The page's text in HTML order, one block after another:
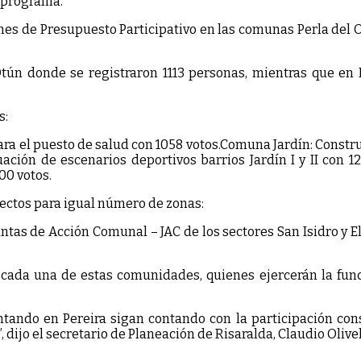
de Presupuesto Participativo en las comunas Perla del
donde se registraron 1113 personas, mientras que
el puesto de salud con 1058 votos.Comuna Jardín:
de escenarios deportivos barrios Jardín I y II con
votos.
para igual número de zonas:
de Acción Comunal – JAC de los sectores San Isidro y
una de estas comunidades, quienes ejercerán la
en Pereira sigan contando con la participación
el secretario de Planeación de Risaralda, Claudio